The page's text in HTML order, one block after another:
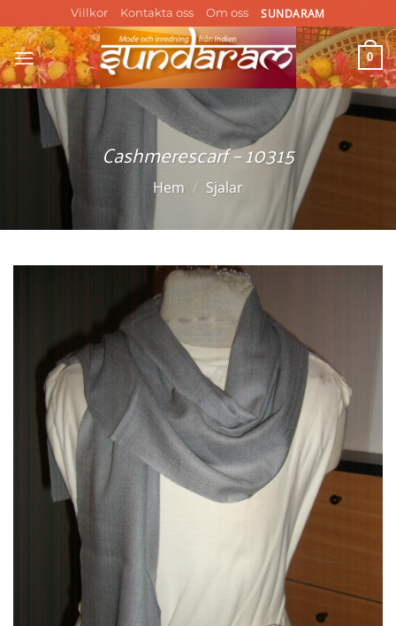
to
content
Villkor Kontakta oss Om oss SUNDARAM
0
Cashmerescarf – 10315
Hem / Sjalar